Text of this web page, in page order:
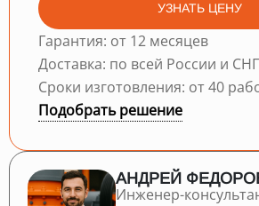
УЗНАТЬ ЦЕНУ
Гарантия: от 12 месяцев
Доставка: по всей России и СНГ
Сроки изготовления: от 40
Подобрать решение
АНДРЕЙ
Инженер-